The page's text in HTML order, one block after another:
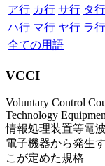
ア行 カ行 サ行 タ行
ハ行 マ行 ヤ行 ラ行
全ての用語
VCCI
Voluntary Control
Technology
情報処理装置等電
電子機器から発生
こが定めた規格